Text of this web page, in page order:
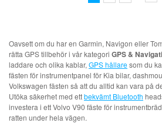
Oavsett om du har en Garmin, Navigon eller
rätta GPS tillbehör i vår kategori GPS &
laddare och olika kablar, GPS hållaresom du
fästen för instrumentpanel för Kia bilar,
Volkswagen fästen så att du alltid kan vara på
Utöka säkerhet med ettbekvämt Bluetooth
investera i ett Volvo V90 fäste för
ratten under hela vägen.